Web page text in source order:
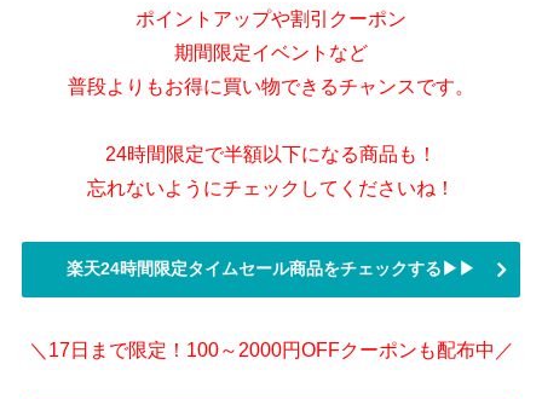
ポイントアップや割引クーポン
期間限定イベントなど
普段よりもお得に買い物できるチャンスです。
24時間限定で半額以下になる商品も！
忘れないようにチェックしてくださいね！
楽天24時間限定タイムセール商品をチェックする▶▶
＼17日まで限定！100～2000円OFFクーポンも配布中／